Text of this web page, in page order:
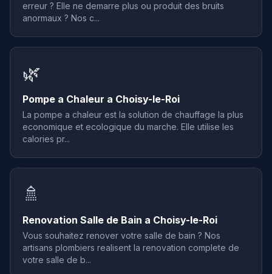
erreur ? Elle ne demarre plus ou produit des bruits
anormaux ? Nos c...
🌿
Pompe a Chaleur a Choisy-le-Roi
La pompe a chaleur est la solution de chauffage la plus
economique et ecologique du marche. Elle utilise les
calories pr...
🚿
Renovation Salle de Bain a Choisy-le-Roi
Vous souhaitez renover votre salle de bain ? Nos
artisans plombiers realisent la renovation complete de
votre salle de b...